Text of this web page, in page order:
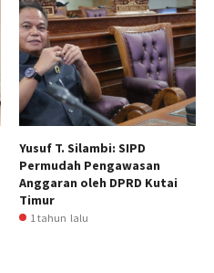
Yusuf T. Silambi: SIPD
Permudah Pengawasan
Anggaran oleh DPRD Kutai
Timur
1 tahun lalu